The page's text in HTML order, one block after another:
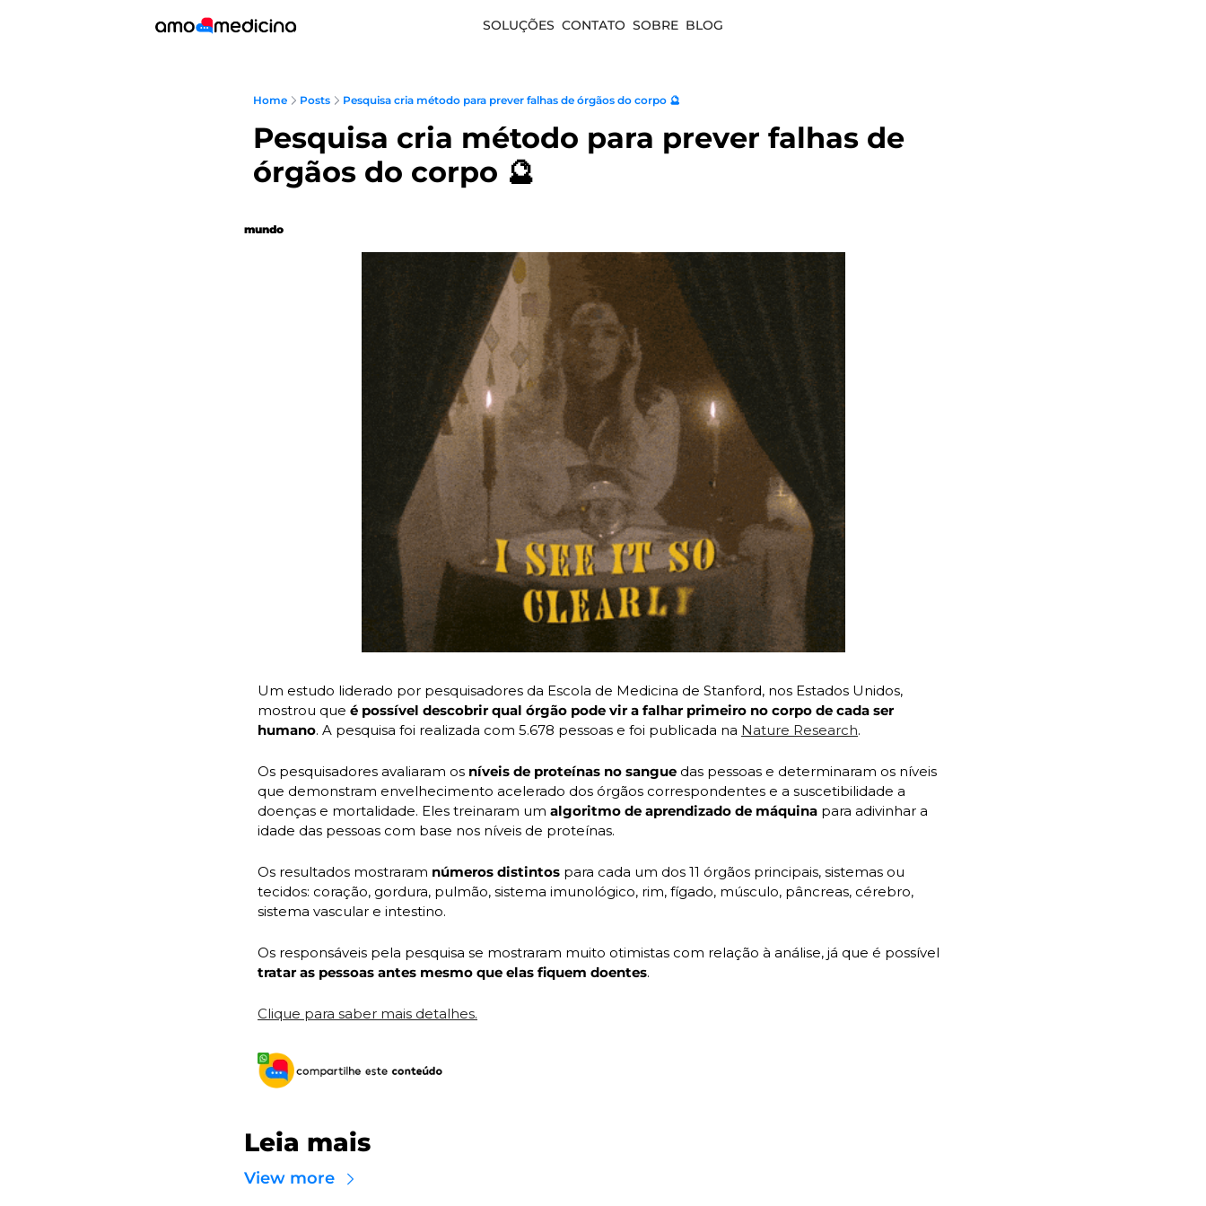
SOLUÇÕES CONTATO SOBRE BLOG
Home Posts Pesquisa cria método para prever falhas de órgãos do corpo 🔮
Pesquisa cria método para prever falhas de
órgãos do corpo 🔮
mundo
Um estudo liderado por pesquisadores da Escola de Medicina de Stanford, nos Estados Unidos,
mostrou que é possível descobrir qual órgão pode vir a falhar primeiro no corpo de cada ser
humano. A pesquisa foi realizada com 5.678 pessoas e foi publicada na Nature Research.
Os pesquisadores avaliaram os níveis de proteínas no sangue das pessoas e determinaram os níveis
que demonstram envelhecimento acelerado dos órgãos correspondentes e a suscetibilidade a
doenças e mortalidade. Eles treinaram um algoritmo de aprendizado de máquina para adivinhar a
idade das pessoas com base nos níveis de proteínas.
Os resultados mostraram números distintos para cada um dos 11 órgãos principais, sistemas ou
tecidos: coração, gordura, pulmão, sistema imunológico, rim, fígado, músculo, pâncreas, cérebro,
sistema vascular e intestino.
tratar as pessoas antes mesmo que elas fiquem doentes.
Clique para saber mais detalhes.
Leia mais
View more